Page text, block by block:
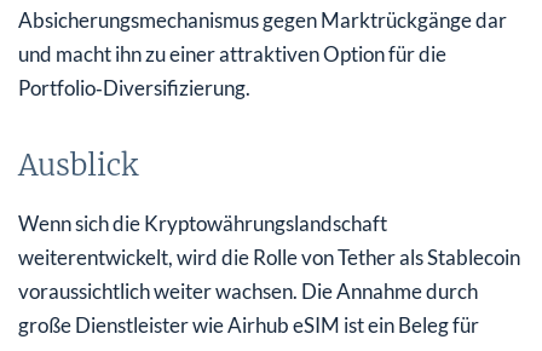
Absicherungsmechanismus gegen Marktrückgänge dar
und macht ihn zu einer attraktiven Option für die
Portfolio‑Diversifizierung.
Ausblick
Wenn sich die Kryptowährungslandschaft
weiterentwickelt, wird die Rolle von Tether als Stablecoin
voraussichtlich weiter wachsen. Die Annahme durch
große Dienstleister wie Airhub eSIM ist ein Beleg für